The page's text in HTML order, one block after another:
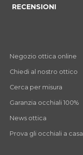
RECENSIONI
Negozio ottica online
Chiedi al nostro ottico
Cerca per misura
Garanzia occhiali 100%
News ottica
Prova gli occhiali a casa